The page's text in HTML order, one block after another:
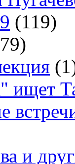
(119)
ищет
и